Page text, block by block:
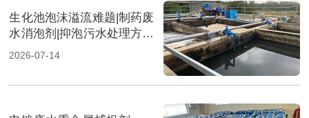
生化池泡沫溢流难题|制药废
水消泡剂|抑泡污水处理方案
（图）
2026-07-14